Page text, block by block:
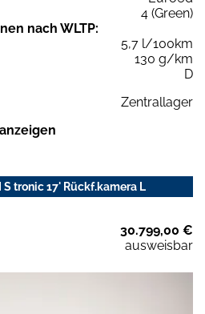
4 (Green)
nach WLTP:
5,7 l/100km
130 g/km
D
Zentrallager
tronic 17' Rückf.kamera L
30.799,00 €
ausweisbar